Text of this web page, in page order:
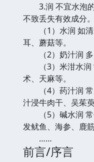
3.润 不宜水泡的
不致丢失有效成分
（1）水润 如清
耳、蘑菇等。
（2）奶汁润 多
（3）米泔水润
术、天麻等。
（4）药汁润 常
汁浸牛肉干、吴茱
（5）碱水润 常
发鱿鱼、海参、鹿
……
前言/序言